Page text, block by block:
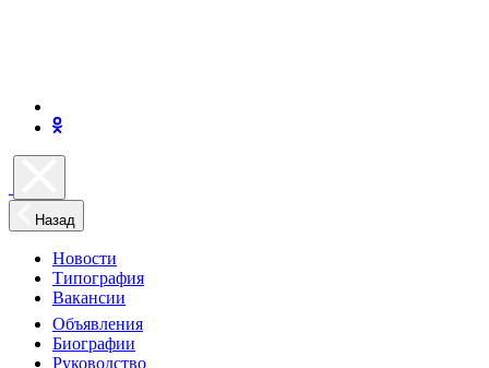
Назад
Новости
Типография
Вакансии
Объявления
Биографии
Руководство